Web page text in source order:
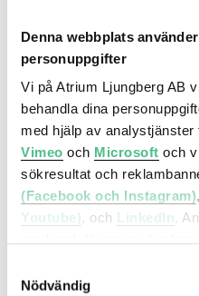
Denna webbplats
personuppgifter
Vi på Atrium Ljungberg AB
behandla dina
med hjälp av analystjänster
Vimeo och Microsoft och
sökresultat och
(Facebook och Instagram),
Youtube), och LinkedIn.
annan information om hur
Nödvändig
Beläget mitt i